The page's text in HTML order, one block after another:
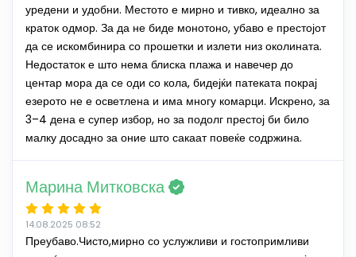
уредени и удобни. Местото е мирно и тивко, идеално за
краток одмор. За да не биде монотоно, убаво е престојот
да се искомбинира со прошетки и излети низ околината.
Недостаток е што нема блиска плажа и навечер до
центар мора да се оди со кола, бидејќи патеката покрај
езерото не е осветлена и има многу комарци. Искрено, за
3–4 дена е супер избор, но за подолг престој би било
малку досадно за оние што сакаат повеќе содржина.
Марина Митковска
14.08.2025 08:52
Преубаво.Чисто,мирно со услужливи и гостопримливи